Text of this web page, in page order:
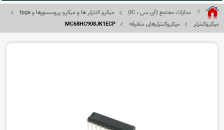
مدارات مجتمع (آی سی ، IC)
میکرو کنترلر ها و میکرو پروسسورها و fpga
میکروکنترلر
میکروکنترلرهای متفرقه MC68HC908JK1ECP